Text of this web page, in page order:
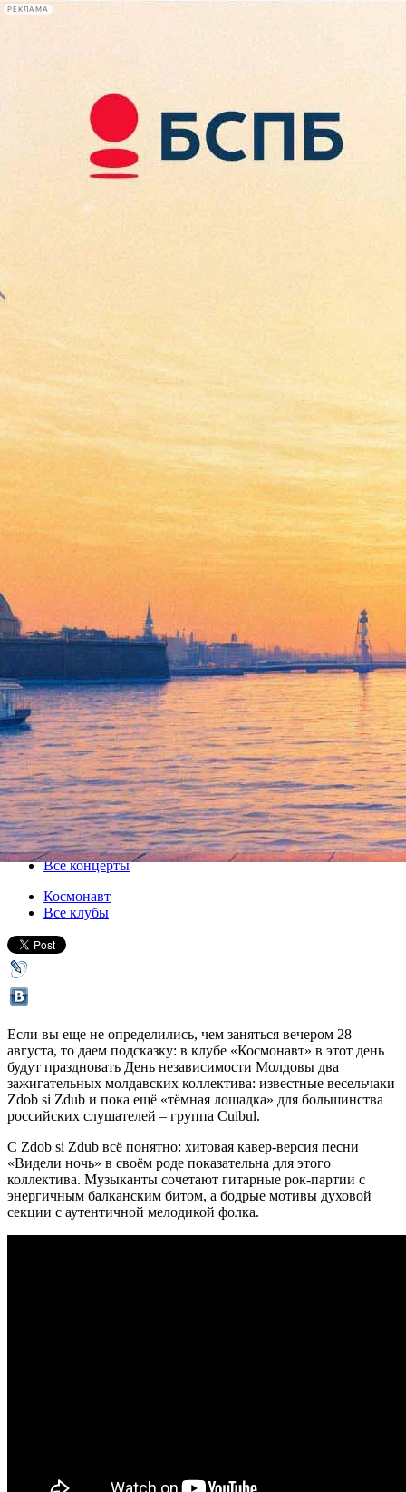
РЕКЛАМА
Сегодня:
2026.08.09
16:05
Афиша Plus
Zdob si Zdub и Cuibul дадут
праздничный концерт
28 августа 2016, воскресенье,19.00
Версия для печати
Все концерты
Космонавт
Все клубы
Если вы еще не определились, чем заняться вечером 28
августа, то даем подсказку: в клубе «Космонавт» в этот день
будут праздновать День независимости Молдовы два
зажигательных молдавских коллектива: известные весельчаки
Zdob si Zdub и пока ещё «тёмная лошадка» для большинства
российских слушателей – группа Cuibul.
С Zdob si Zdub всё понятно: хитовая кавер-версия песни
«Видели ночь» в своём роде показательна для этого
коллектива. Музыканты сочетают гитарные рок-партии с
энергичным балканским битом, а бодрые мотивы духовой
секции с аутентичной мелодикой фолка.